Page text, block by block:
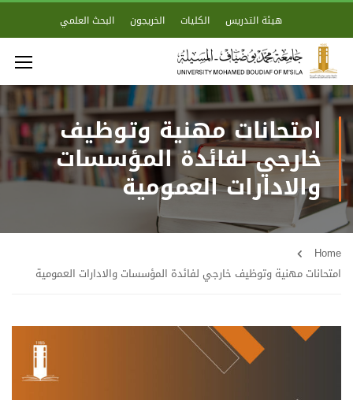
هيئة التدريس الكليات الخريجون البحث العلمي
امتحانات مهنية وتوظيف
خارجي لفائدة المؤسسات
والادارات العمومية
Home
امتحانات مهنية وتوظيف خارجي لفائدة المؤسسات والادارات العمومية